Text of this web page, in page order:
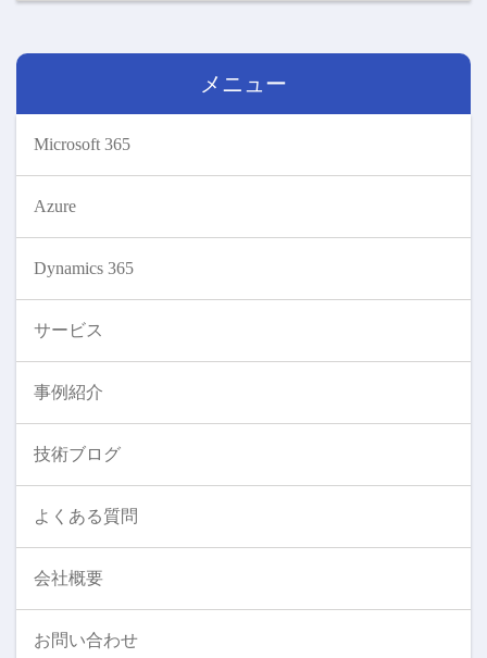
メニュー
Microsoft 365
Azure
Dynamics 365
サービス
事例紹介
技術ブログ
よくある質問
会社概要
お問い合わせ